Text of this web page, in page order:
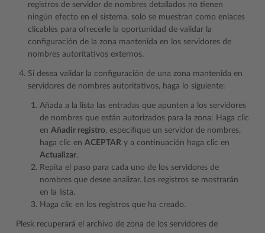
registros de servidor de nombres detallados no tienen
ningún efecto en el sistema. solo se muestran como enlaces
clicables para ofrecerle la oportunidad de validar la
configuración de la zona mantenida en los servidores de
nombres autoritativos externos.
Si desea validar la configuración de una zona mantenida en
servidores de nombres autoritativos, haga lo siguiente:
Añada a la lista las entradas que apunten a los servidores
de nombres que están autorizados para la zona: Haga clic
en Añadir registro, especifique un servidor de nombres,
haga clic en ACEPTAR y a continuación haga clic en
Actualizar.
Repita el paso para cada uno de los servidores de
nombres que desee analizar. Los registros se mostrarán
en la lista.
Haga clic en los registros que ha creado.
Plesk recuperará el archivo de zona de los servidores de